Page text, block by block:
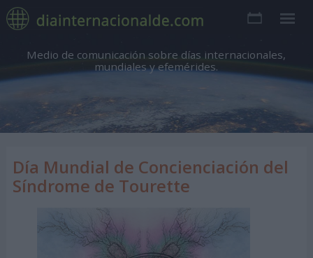
Medio de comunicación sobre días internacionales,
mundiales y efemérides.
Día Mundial de Concienciación del
Síndrome de Tourette